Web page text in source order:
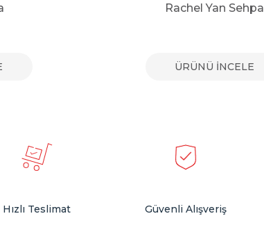
Rachel Yan Sehpa
ÜRÜNÜ İNCELE
Hızlı Teslimat Güvenli Alışveriş